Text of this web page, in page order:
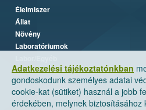
Adatkezelési tájékoztatónkban
gondoskodunk személyes adatai
cookie-kat (sütiket) használ a jobb
érdekében, melynek biztosításához
Élelmiszer
Állat
Növény
Laboratóriumok